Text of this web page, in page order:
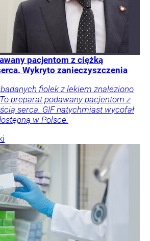
pacjentom z ciężką
Wykryto zanieczyszczenia
fiolek z lekiem znaleziono
preparat podawany pacjentom z
serca. GIF natychmiast wycofał
w Polsce.